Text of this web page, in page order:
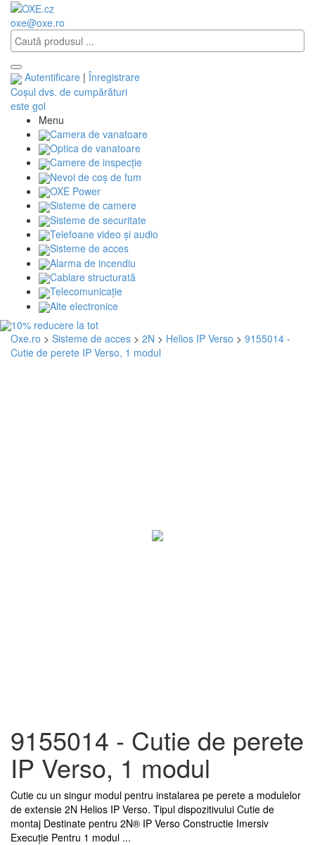
oxe@oxe.ro
Autentificare | Înregistrare
Coșul dvs. de cumpărături
este gol
Menu
Camera de vanatoare
Optica de vanatoare
Camere de inspecție
Nevoi de coș de fum
OXE Power
Sisteme de camere
Sisteme de securitate
Telefoane video și audio
Sisteme de acces
Alarma de incendiu
Cablare structurată
Telecomunicaţie
Alte electronice
Oxe.ro > Sisteme de acces > 2N > Helios IP Verso > 9155014 -
Cutie de perete IP Verso, 1 modul
9155014 - Cutie de perete
IP Verso, 1 modul
Cutie cu un singur modul pentru instalarea pe perete a modulelor
de extensie 2N Helios IP Verso. Tipul dispozitivului Cutie de
montaj Destinate pentru 2N® IP Verso Constructie Imersiv
Execuţie Pentru 1 modul ...